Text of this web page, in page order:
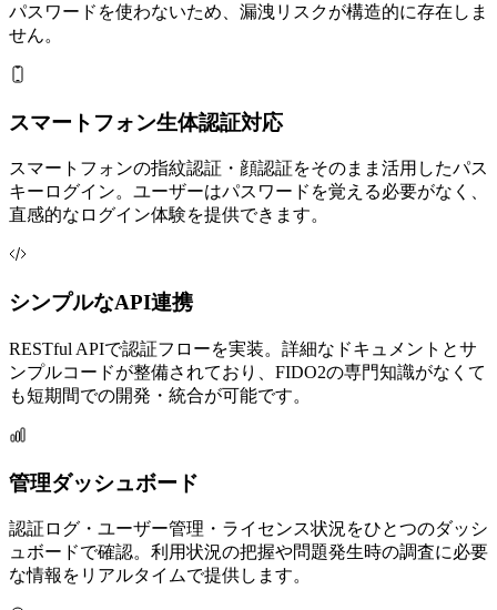
パスワードを使わないため、漏洩リスクが構造的に存在しま
せん。
スマートフォン生体認証対応
スマートフォンの指紋認証・顔認証をそのまま活用したパス
キーログイン。ユーザーはパスワードを覚える必要がなく、
直感的なログイン体験を提供できます。
シンプルなAPI連携
RESTful APIで認証フローを実装。詳細なドキュメントとサ
ンプルコードが整備されており、FIDO2の専門知識がなくて
も短期間での開発・統合が可能です。
管理ダッシュボード
認証ログ・ユーザー管理・ライセンス状況をひとつのダッシ
ュボードで確認。利用状況の把握や問題発生時の調査に必要
な情報をリアルタイムで提供します。